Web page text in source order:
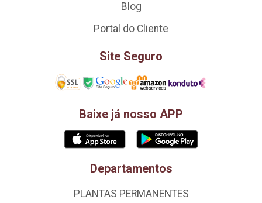
Blog
Portal do Cliente
Site Seguro
Baixe já nosso APP
Departamentos
PLANTAS PERMANENTES